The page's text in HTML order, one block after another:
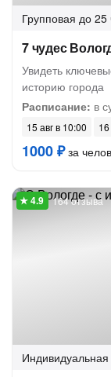
Групповая до 25
7 чудес
Увидеть
историю города
Расписание: в
15 авг в 10:00
1000 ₽за
164 отзыва
Индивидуальная